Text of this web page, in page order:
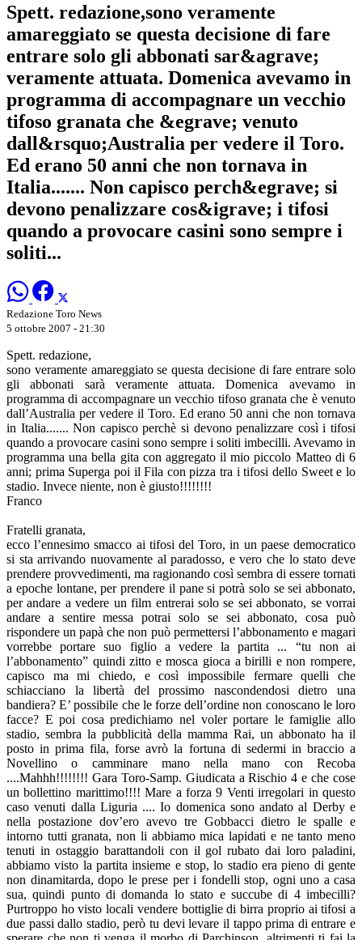
Spett. redazione,sono veramente
amareggiato se questa decisione di fare
entrare solo gli abbonati sar&agrave;
veramente attuata. Domenica avevamo in
programma di accompagnare un vecchio
tifoso granata che &egrave; venuto
dall&rsquo;Australia per vedere il Toro.
Ed erano 50 anni che non tornava in
Italia....... Non capisco perch&egrave; si
devono penalizzare cos&igrave; i tifosi
quando a provocare casini sono sempre i
soliti...
Redazione Toro News
5 ottobre 2007 - 21:30
Spett. redazione,
sono veramente amareggiato se questa decisione di fare entrare solo
gli abbonati sarà veramente attuata. Domenica avevamo in
programma di accompagnare un vecchio tifoso granata che è venuto
dall’Australia per vedere il Toro. Ed erano 50 anni che non tornava
in Italia....... Non capisco perchè si devono penalizzare così i tifosi
quando a provocare casini sono sempre i soliti imbecilli. Avevamo in
programma una bella gita con aggregato il mio piccolo Matteo di 6
anni; prima Superga poi il Fila con pizza tra i tifosi dello Sweet e lo
stadio. Invece niente, non è giusto!!!!!!!!
Franco
Fratelli granata,
ecco l’ennesimo smacco ai tifosi del Toro, in un paese democratico
si sta arrivando nuovamente al paradosso, e vero che lo stato deve
prendere provvedimenti, ma ragionando così sembra di essere tornati
a epoche lontane, per prendere il pane si potrà solo se sei abbonato,
per andare a vedere un film entrerai solo se sei abbonato, se vorrai
andare a sentire messa potrai solo se sei abbonato, cosa può
rispondere un papà che non può permettersi l’abbonamento e magari
vorrebbe portare suo figlio a vedere la partita ... “tu non ai
l’abbonamento” quindi zitto e mosca gioca a birilli e non rompere,
capisco ma mi chiedo, e così impossibile fermare quelli che
schiacciano la libertà del prossimo nascondendosi dietro una
bandiera? E’ possibile che le forze dell’ordine non conoscano le loro
facce? E poi cosa predichiamo nel voler portare le famiglie allo
stadio, sembra la pubblicità della mamma Rai, un abbonato ha il
posto in prima fila, forse avrò la fortuna di sedermi in braccio a
Novellino o camminare mano nella mano con Recoba
....Mahhh!!!!!!!! Gara Toro-Samp. Giudicata a Rischio 4 e che cose
un bollettino marittimo!!!! Mare a forza 9 Venti irregolari in questo
caso venuti dalla Liguria .... Io domenica sono andato al Derby e
nella postazione dov’ero avevo tre Gobbacci dietro le spalle e
intorno tutti granata, non li abbiamo mica lapidati e ne tanto meno
tenuti in ostaggio barattandoli con il gol rubato dai loro paladini,
abbiamo visto la partita insieme e stop, lo stadio era pieno di gente
non dinamitarda, dopo le prese per i fondelli stop, ogni uno a casa
sua, quindi punto di domanda lo stato e succube di 4 imbecilli?
Purtroppo ho visto locali vendere bottiglie di birra proprio ai tifosi a
due passi dallo stadio, però tu devi levare il tappo prima di entrare e